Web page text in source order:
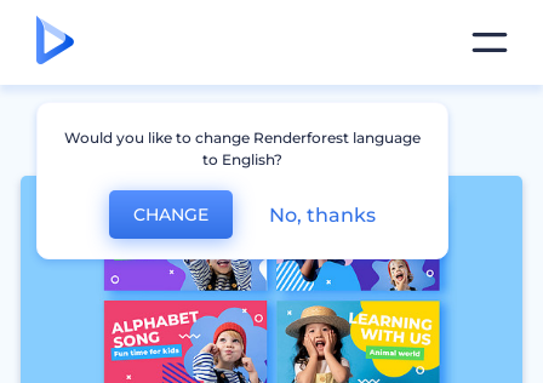
Would you like to change Renderforest language
to English?
CHANGE No, thanks